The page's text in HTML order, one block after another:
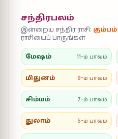
சந்திரபலம்
இன்றைய சந்திர ராசி: கும்பம்
ராசியைப் பாருங்கள்
மேஷம் 11-ம் பாவம்
மிதுனம் 9-ம் பாவம்
சிம்மம் 7-ம் பாவம்
துலாம் 5-ம் பாவம்